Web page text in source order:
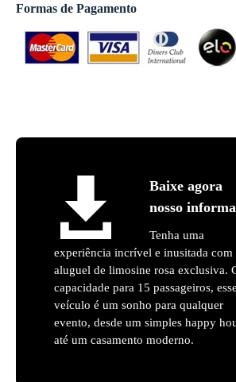
Formas de Pagamento
Baixe agora
nosso
Tenha uma
experiência incrível e inusitada com
aluguel de limosine rosa exclusiva.
capacidade para 15 passageiros, esse
veículo é um sonho para qualquer
evento, desde um simples happy
até um casamento moderno.